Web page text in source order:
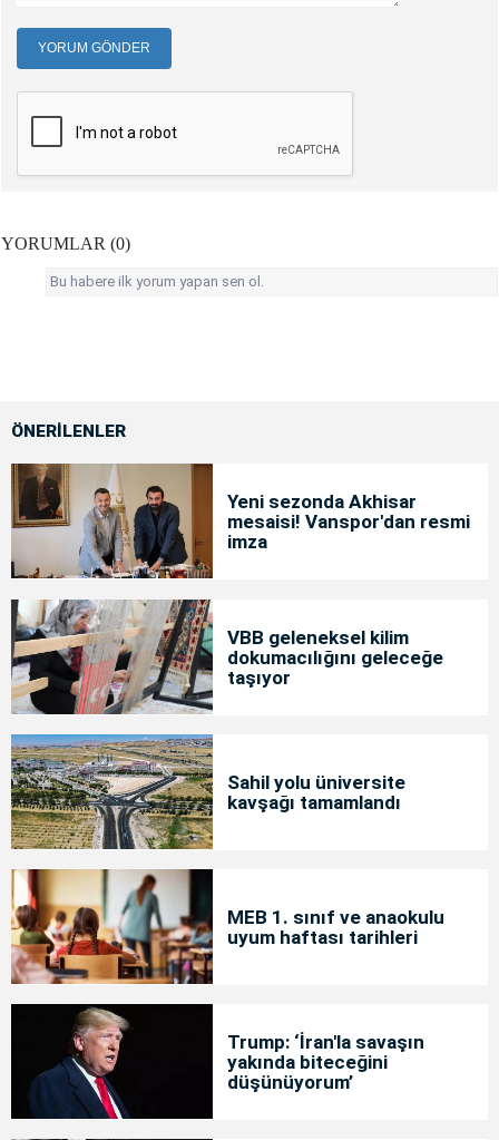
YORUM GÖNDER
YORUMLAR (0)
Bu habere ilk yorum yapan sen ol.
ÖNERİLENLER
Yeni sezonda Akhisar
mesaisi! Vanspor'dan resmi
imza
VBB geleneksel kilim
dokumacılığını geleceğe
taşıyor
Sahil yolu üniversite
kavşağı tamamlandı
MEB 1. sınıf ve anaokulu
uyum haftası tarihleri
Trump: ‘İran'la savaşın
yakında biteceğini
düşünüyorum’